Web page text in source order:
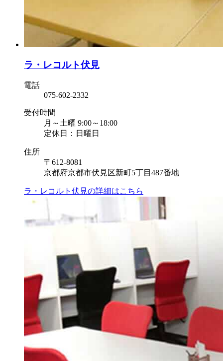
ラ・レコルト伏見
電話
075-602-2332
受付時間
月～土曜 9:00～18:00
定休日：日曜日
住所
〒612-8081
京都府京都市伏見区新町5丁目487番地
ラ・レコルト伏見の詳細はこちら